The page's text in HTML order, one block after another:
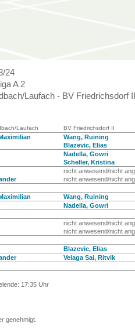
24
A 2
Laufach - BV Friedrichsdorf
Laufach BV Friedrichsdorf II
Wang, Ruining
Blazevic, Elias
Nadella, Gowri
Scheller, Kristina
nicht anwesend/nicht
nicht anwesend/nicht
Wang, Ruining
Nadella, Gowri
nicht anwesend/nicht
nicht anwesend/nicht
Blazevic, Elias
Velaga Sai, Ritvik
17:35 Uhr
genehmigt.